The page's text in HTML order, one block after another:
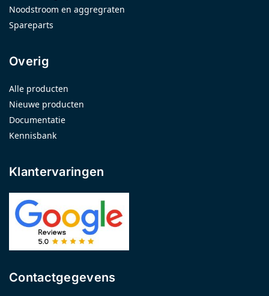
Noodstroom en aggregraten
Spareparts
Overig
Alle producten
Nieuwe producten
Documentatie
Kennisbank
Klantervaringen
Contactgegevens